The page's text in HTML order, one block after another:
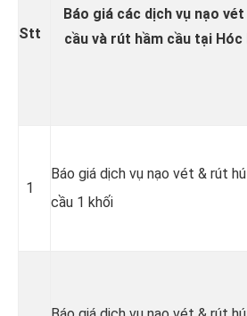
Stt
Báo giá các dịch vụ nạo
cầu và rút hầm cầu tại Hóc
1
Báo giá dịch vụ nạo vét & rút
cầu 1 khối